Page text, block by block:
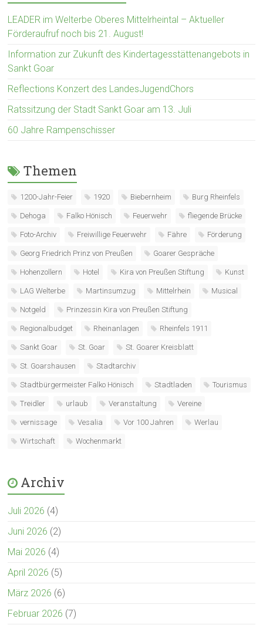
LEADER im Welterbe Oberes Mittelrheintal – Aktueller
Förderaufruf noch bis 21. August!
Information zur Zukunft des Kindertagesstättenangebots in
Sankt Goar
Reflections Konzert des LandesJugendChors
Ratssitzung der Stadt Sankt Goar am 13. Juli
60 Jahre Rampenschisser
Themen
1200-Jahr-Feier 1920 Biebernheim Burg Rheinfels
Dehoga Falko Hönisch Feuerwehr fliegende Brücke
Foto-Archiv Freiwillige Feuerwehr Fähre Förderung
Georg Friedrich Prinz von Preußen Goarer Gespräche
Hohenzollern Hotel Kira von Preußen Stiftung Kunst
LAG Welterbe Martinsumzug Mittelrhein Musical
Notgeld Prinzessin Kira von Preußen Stiftung
Regionalbudget Rheinanlagen Rheinfels 1911
Sankt Goar St. Goar St. Goarer Kreisblatt
St. Goarshausen Stadtarchiv
Stadtbürgermeister Falko Hönisch Stadtladen Tourismus
Treidler urlaub Veranstaltung Vereine
vernissage Vesalia Vor 100 Jahren Werlau
Wirtschaft Wochenmarkt
Archiv
Juli 2026 (4)
Juni 2026 (2)
Mai 2026 (4)
April 2026 (5)
März 2026 (6)
Februar 2026 (7)